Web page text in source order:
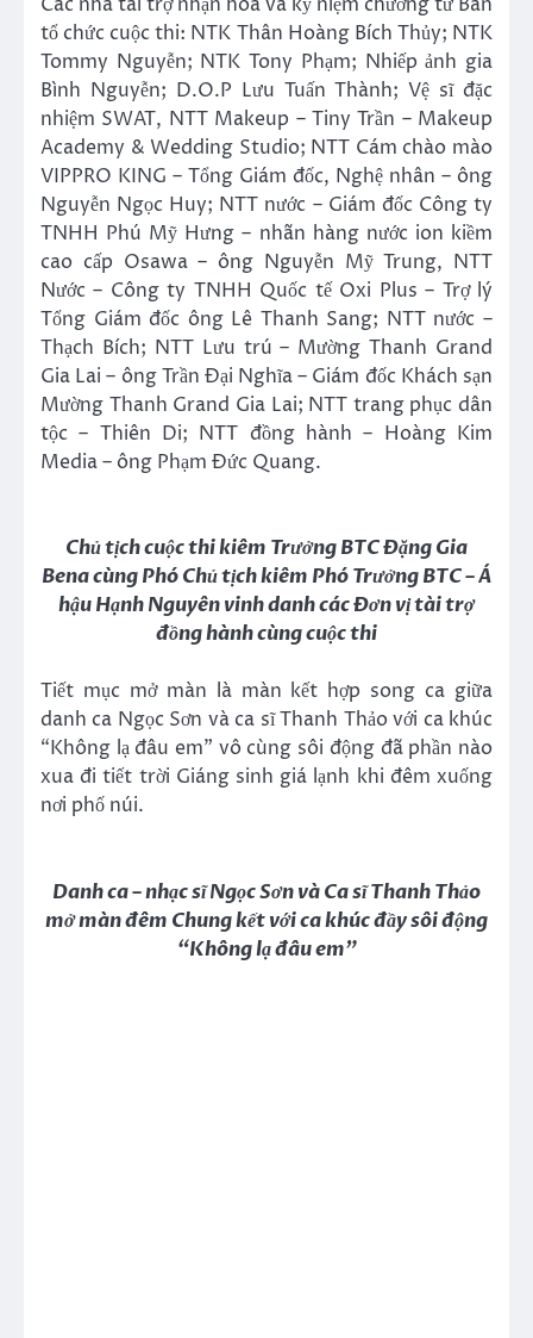
tổ chức cuộc thi: NTK Thân Hoàng Bích Thủy; NTK
Tommy Nguyễn; NTK Tony Phạm; Nhiếp ảnh gia
Bình Nguyễn; D.O.P Lưu Tuấn Thành; Vệ sĩ đặc
nhiệm SWAT, NTT Makeup – Tiny Trần – Makeup
Academy & Wedding Studio; NTT Cám chào mào
VIPPRO KING – Tổng Giám đốc, Nghệ nhân – ông
Nguyễn Ngọc Huy; NTT nước – Giám đốc Công ty
TNHH Phú Mỹ Hưng – nhãn hàng nước ion kiềm
cao cấp Osawa – ông Nguyễn Mỹ Trung, NTT
Nước – Công ty TNHH Quốc tế Oxi Plus – Trợ lý
Tổng Giám đốc ông Lê Thanh Sang; NTT nước –
Thạch Bích; NTT Lưu trú – Mường Thanh Grand
Gia Lai – ông Trần Đại Nghĩa – Giám đốc Khách sạn
Mường Thanh Grand Gia Lai; NTT trang phục dân
tộc – Thiên Di; NTT đồng hành – Hoàng Kim
Media – ông Phạm Đức Quang.
Chủ tịch cuộc thi kiêm Trưởng BTC Đặng Gia
Bena cùng Phó Chủ tịch kiêm Phó Trưởng BTC – Á
hậu Hạnh Nguyên vinh danh các Đơn vị tài trợ
đồng hành cùng cuộc thi
Tiết mục mở màn là màn kết hợp song ca giữa
danh ca Ngọc Sơn và ca sĩ Thanh Thảo với ca khúc
“Không lạ đâu em” vô cùng sôi động đã phần nào
xua đi tiết trời Giáng sinh giá lạnh khi đêm xuống
nơi phố núi.
Danh ca – nhạc sĩ Ngọc Sơn và Ca sĩ Thanh Thảo
mở màn đêm Chung kết với ca khúc đầy sôi động
“Không lạ đâu em”